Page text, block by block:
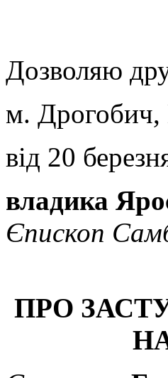
Дозволяю
м.
від 20
владика
Єпископ
ПРО